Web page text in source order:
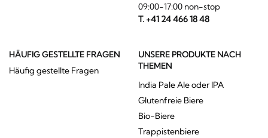
09:00-17:00 non-stop
T. +41 24 466 18 48
HÄUFIG GESTELLTE FRAGEN
Häufig gestellte Fragen
UNSERE PRODUKTE NACH
THEMEN
India Pale Ale oder IPA
Glutenfreie Biere
Bio-Biere
Trappistenbiere